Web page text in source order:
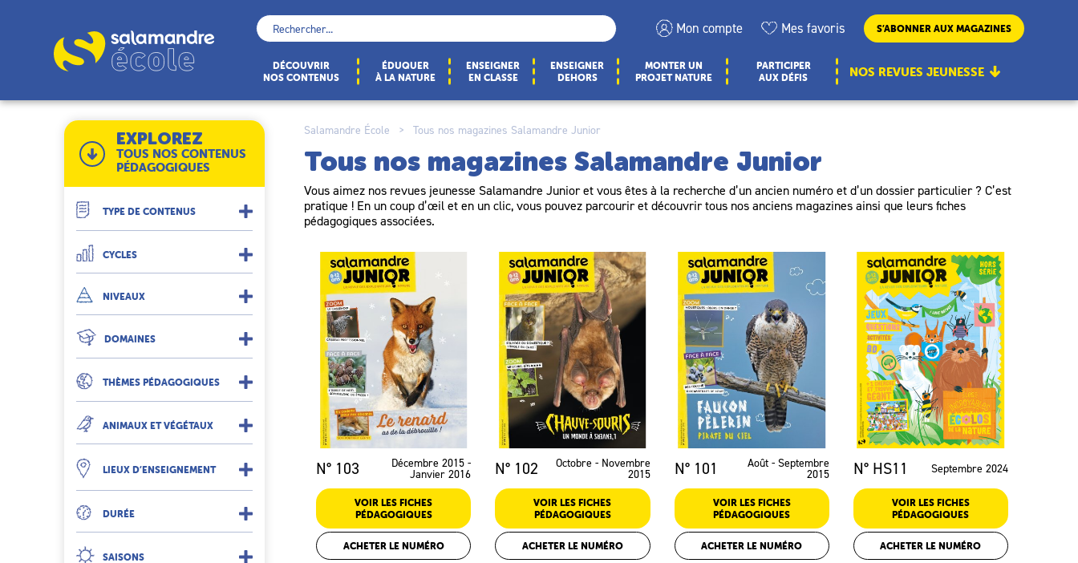
École
Rechercher :
Mon compte Mes favoris S’ABONNER AUX MAGAZINES
DÉCOUVRIR
NOS CONTENUS
ÉDUQUER
À LA NATURE
ENSEIGNER
EN CLASSE
ENSEIGNER
DEHORS
MONTER UN
PROJET NATURE
PARTICIPER
AUX DÉFIS
NOS REVUES JEUNESSE
EXPLOREZ
TOUS NOS CONTENUS
PÉDAGOGIQUES
TYPE DE CONTENUS
CYCLES
NIVEAUX
DOMAINES
THÈMES PÉDAGOGIQUES
ANIMAUX ET VÉGÉTAUX
LIEUX D’ENSEIGNEMENT
DURÉE
SAISONS
Salamandre École > Tous nos magazines Salamandre Junior
Tous nos magazines Salamandre Junior
Vous aimez nos revues jeunesse Salamandre Junior et vous êtes à la recherche d’un ancien numéro et d’un dossier particulier ? C’est
pratique ! En un coup d’œil et en un clic, vous pouvez parcourir et découvrir tous nos anciens magazines ainsi que leurs fiches
pédagogiques associées.
N° 103
Décembre 2015 -
Janvier 2016
VOIR LES FICHES
PÉDAGOGIQUES
ACHETER LE NUMÉRO
N° 102
Octobre - Novembre
2015
VOIR LES FICHES
PÉDAGOGIQUES
ACHETER LE NUMÉRO
N° 101
Août - Septembre
2015
VOIR LES FICHES
PÉDAGOGIQUES
ACHETER LE NUMÉRO
N° HS11 Septembre 2024
VOIR LES FICHES
PÉDAGOGIQUES
ACHETER LE NUMÉRO